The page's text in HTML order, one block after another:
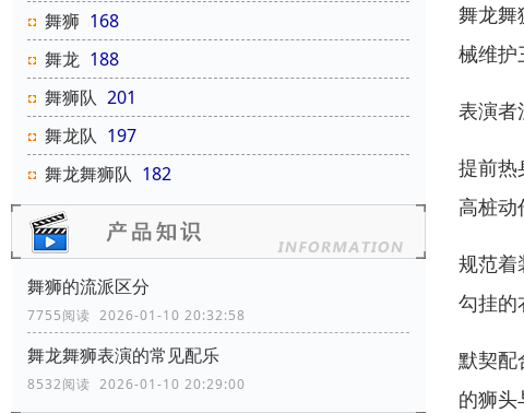
舞狮 168
舞龙 188
舞狮队 201
舞龙队 197
舞龙舞狮队 182
舞狮的流派区分
7755阅读 2026-01-10 20:32:58
舞龙舞狮表演的常见配乐
8532阅读 2026-01-10 20:29:00
舞龙
械维护
表演者
提前热
高桩动
规范着
勾挂的
默契配
的狮头